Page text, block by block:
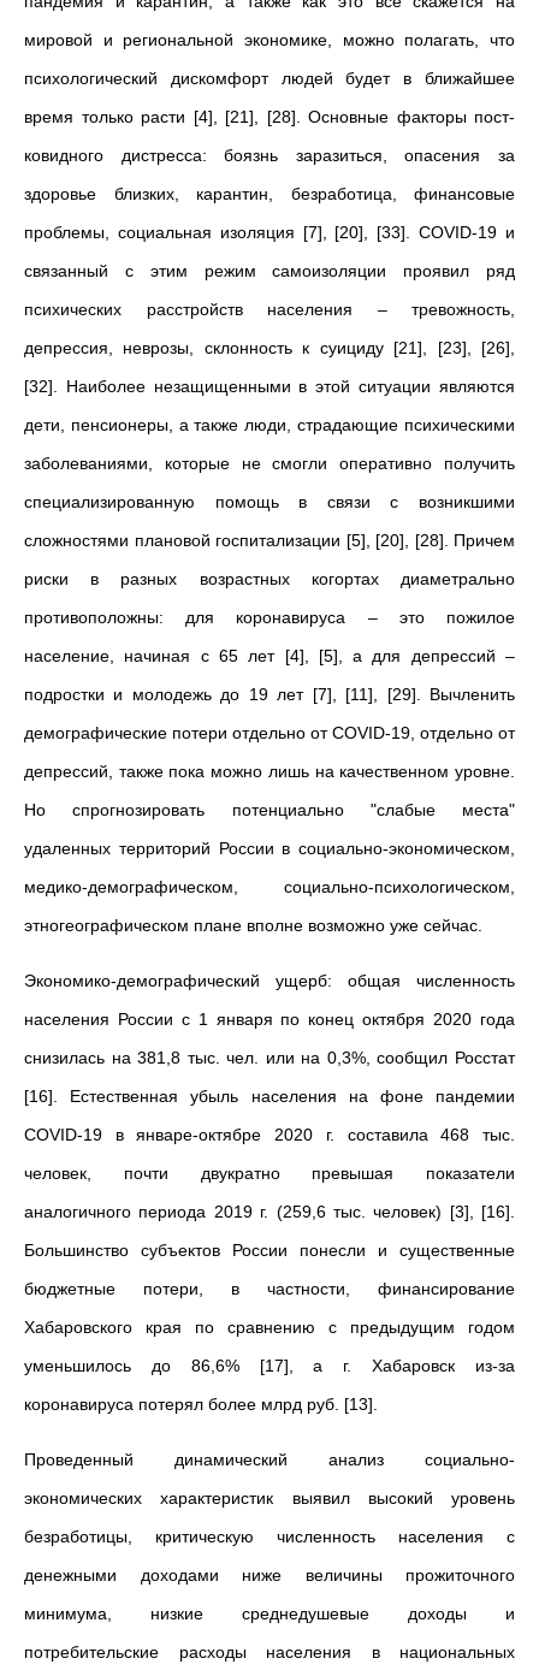
мировой и региональной экономике, можно полагать, что
психологический дискомфорт людей будет в ближайшее
время только расти [4], [21], [28]. Основные факторы пост-
ковидного дистресса: боязнь заразиться, опасения за
здоровье близких, карантин, безработица, финансовые
проблемы, социальная изоляция [7], [20], [33]. COVID-19 и
связанный с этим режим самоизоляции проявил ряд
психических расстройств населения – тревожность,
депрессия, неврозы, склонность к суициду [21], [23], [26],
[32]. Наиболее незащищенными в этой ситуации являются
дети, пенсионеры, а также люди, страдающие психическими
заболеваниями, которые не смогли оперативно получить
специализированную помощь в связи с возникшими
сложностями плановой госпитализации [5], [20], [28]. Причем
риски в разных возрастных когортах диаметрально
противоположны: для коронавируса – это пожилое
население, начиная с 65 лет [4], [5], а для депрессий –
подростки и молодежь до 19 лет [7], [11], [29]. Вычленить
демографические потери отдельно от COVID-19, отдельно от
депрессий, также пока можно лишь на качественном уровне.
Но спрогнозировать потенциально "слабые места"
удаленных территорий России в социально-экономическом,
медико-демографическом, социально-психологическом,
этногеографическом плане вполне возможно уже сейчас.
Экономико-демографический ущерб: общая численность
населения России с 1 января по конец октября 2020 года
снизилась на 381,8 тыс. чел. или на 0,3%, сообщил Росстат
[16]. Естественная убыль населения на фоне пандемии
COVID-19 в январе-октябре 2020 г. составила 468 тыс.
человек, почти двукратно превышая показатели
аналогичного периода 2019 г. (259,6 тыс. человек) [3], [16].
Большинство субъектов России понесли и существенные
бюджетные потери, в частности, финансирование
Хабаровского края по сравнению с предыдущим годом
уменьшилось до 86,6% [17], а г. Хабаровск из-за
коронавируса потерял более млрд руб. [13].
Проведенный динамический анализ социально-
экономических характеристик выявил высокий уровень
безработицы, критическую численность населения с
денежными доходами ниже величины прожиточного
минимума, низкие среднедушевые доходы и
потребительские расходы населения в национальных